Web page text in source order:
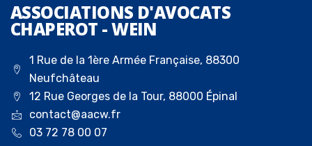
ASSOCIATIONS D'AVOCATS
CHAPEROT - WEIN
1 Rue de la 1ère Armée Française, 88300
Neufchâteau
12 Rue Georges de la Tour, 88000 Épinal
contact@aacw.fr
03 72 78 00 07